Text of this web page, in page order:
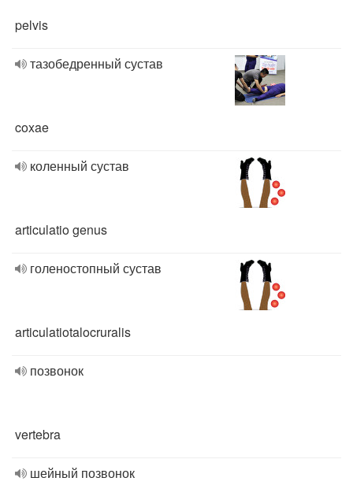
pelvis
тазобедренный сустав
coxae
коленный сустав
articulatio genus
голеностопный сустав
articulatiotalocruralis
позвонок
vertebra
шейный позвонок